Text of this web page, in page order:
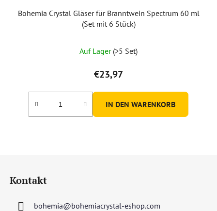
Bohemia Crystal Gläser für Branntwein Spectrum 60 ml
(Set mit 6 Stück)
durchschnittliche
Produktbewertung
ist
5,0
von
Auf Lager (>5 Set)
€23,97
IN DEN WARENKORB
Kontakt
bohemia@bohemiacrystal-eshop.com